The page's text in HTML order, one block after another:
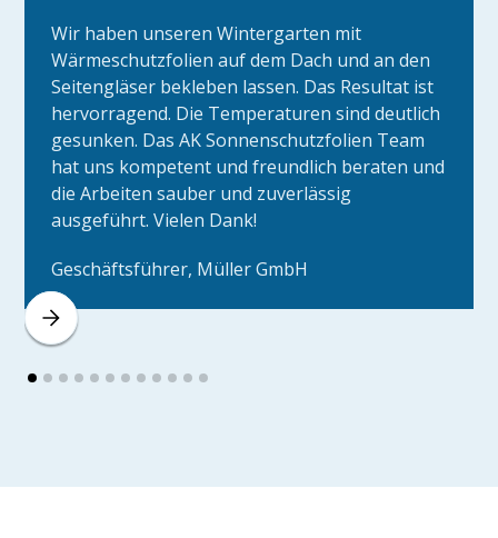
Wir haben unseren Wintergarten mit
Wärmeschutzfolien auf dem Dach und an den
Seitengläser bekleben lassen. Das Resultat ist
hervorragend. Die Temperaturen sind deutlich
gesunken. Das AK Sonnenschutzfolien Team
hat uns kompetent und freundlich beraten und
die Arbeiten sauber und zuverlässig
ausgeführt. Vielen Dank!
Geschäftsführer, Müller GmbH